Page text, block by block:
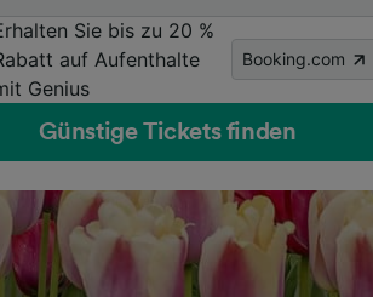
Sie bis zu 20 %
auf Aufenthalte
Genius
Booking.com
Günstige Tickets finden